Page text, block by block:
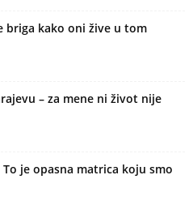
briga kako oni žive u tom
– za mene ni život nije
To je opasna matrica koju smo